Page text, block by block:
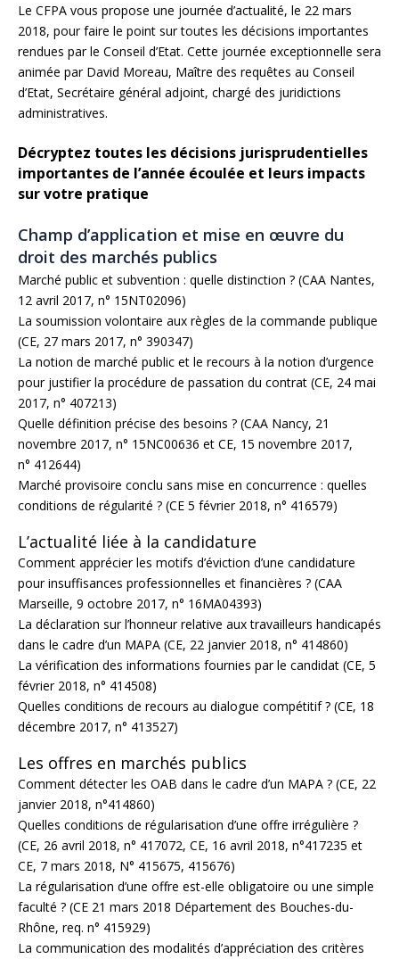
Le CFPA vous propose une journée d’actualité, le 22 mars
2018, pour faire le point sur toutes les décisions importantes
rendues par le Conseil d’Etat. Cette journée exceptionnelle sera
animée par David Moreau, Maître des requêtes au Conseil
d’Etat, Secrétaire général adjoint, chargé des juridictions
administratives.
Décryptez toutes les décisions jurisprudentielles
importantes de l’année écoulée et leurs impacts
sur votre pratique
Champ d’application et mise en œuvre du
droit des marchés publics
Marché public et subvention : quelle distinction ? (CAA Nantes,
12 avril 2017, n° 15NT02096)
La soumission volontaire aux règles de la commande publique
(CE, 27 mars 2017, n° 390347)
La notion de marché public et le recours à la notion d’urgence
pour justifier la procédure de passation du contrat (CE, 24 mai
2017, n° 407213)
Quelle définition précise des besoins ? (CAA Nancy, 21
novembre 2017, n° 15NC00636 et CE, 15 novembre 2017,
n° 412644)
Marché provisoire conclu sans mise en concurrence : quelles
conditions de régularité ? (CE 5 février 2018, n° 416579)
L’actualité liée à la candidature
Comment apprécier les motifs d’éviction d’une candidature
pour insuffisances professionnelles et financières ? (CAA
Marseille, 9 octobre 2017, n° 16MA04393)
La déclaration sur l’honneur relative aux travailleurs handicapés
dans le cadre d’un MAPA (CE, 22 janvier 2018, n° 414860)
La vérification des informations fournies par le candidat (CE, 5
février 2018, n° 414508)
Quelles conditions de recours au dialogue compétitif ? (CE, 18
décembre 2017, n° 413527)
Les offres en marchés publics
Comment détecter les OAB dans le cadre d’un MAPA ? (CE, 22
janvier 2018, n°414860)
Quelles conditions de régularisation d’une offre irrégulière ?
(CE, 26 avril 2018, n° 417072, CE, 16 avril 2018, n°417235 et
CE, 7 mars 2018, N° 415675, 415676)
La régularisation d’une offre est-elle obligatoire ou une simple
faculté ? (CE 21 mars 2018 Département des Bouches-du-
Rhône, req. n° 415929)
La communication des modalités d’appréciation des critères